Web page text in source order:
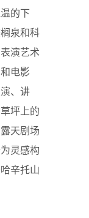
的下
泉和科
演艺术
电影
、讲
坪上的
天剧场
灵感构
辛托山